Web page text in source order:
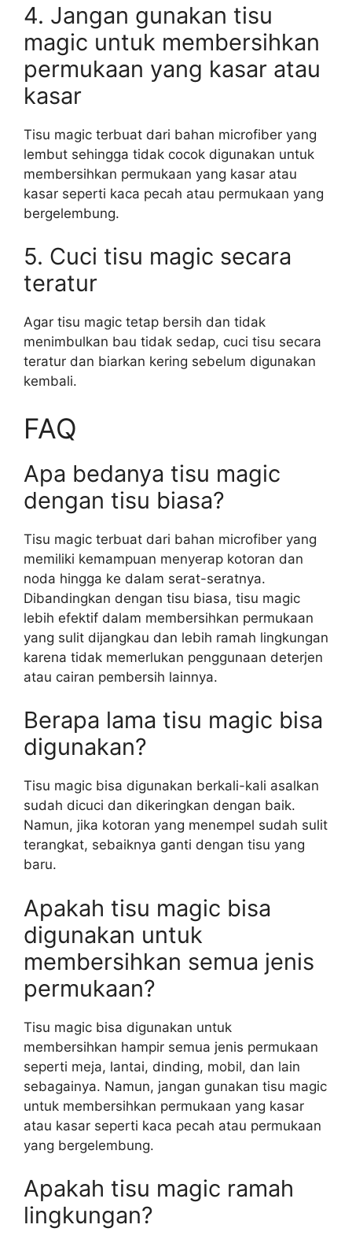
4. Jangan gunakan tisu
magic untuk membersihkan
permukaan yang kasar atau
kasar
Tisu magic terbuat dari bahan microfiber yang
lembut sehingga tidak cocok digunakan untuk
membersihkan permukaan yang kasar atau
kasar seperti kaca pecah atau permukaan yang
bergelembung.
5. Cuci tisu magic secara
teratur
Agar tisu magic tetap bersih dan tidak
menimbulkan bau tidak sedap, cuci tisu secara
teratur dan biarkan kering sebelum digunakan
kembali.
FAQ
Apa bedanya tisu magic
dengan tisu biasa?
Tisu magic terbuat dari bahan microfiber yang
memiliki kemampuan menyerap kotoran dan
noda hingga ke dalam serat-seratnya.
Dibandingkan dengan tisu biasa, tisu magic
lebih efektif dalam membersihkan permukaan
yang sulit dijangkau dan lebih ramah lingkungan
karena tidak memerlukan penggunaan deterjen
atau cairan pembersih lainnya.
Berapa lama tisu magic bisa
digunakan?
Tisu magic bisa digunakan berkali-kali asalkan
sudah dicuci dan dikeringkan dengan baik.
Namun, jika kotoran yang menempel sudah sulit
terangkat, sebaiknya ganti dengan tisu yang
baru.
Apakah tisu magic bisa
digunakan untuk
membersihkan semua jenis
permukaan?
Tisu magic bisa digunakan untuk
membersihkan hampir semua jenis permukaan
seperti meja, lantai, dinding, mobil, dan lain
sebagainya. Namun, jangan gunakan tisu magic
untuk membersihkan permukaan yang kasar
atau kasar seperti kaca pecah atau permukaan
yang bergelembung.
Apakah tisu magic ramah
lingkungan?